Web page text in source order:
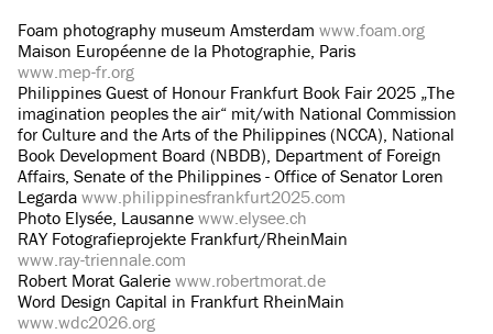
Foam photography museum Amsterdam www.foam.org
Maison Européenne de la Photographie, Paris
www.mep-fr.org
Philippines Guest of Honour Frankfurt Book Fair 2025 „The
imagination peoples the air“ mit/with National Commission
for Culture and the Arts of the Philippines (NCCA), National
Book Development Board (NBDB), Department of Foreign
Affairs, Senate of the Philippines - Office of Senator Loren
Legarda www.philippinesfrankfurt2025.com
Photo Elysée, Lausanne www.elysee.ch
RAY Fotografieprojekte Frankfurt/RheinMain
www.ray-triennale.com
Robert Morat Galerie www.robertmorat.de
Word Design Capital in Frankfurt RheinMain
www.wdc2026.org